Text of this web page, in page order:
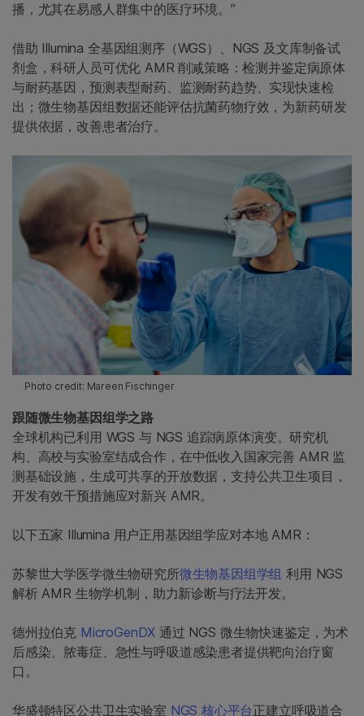
播，尤其在易感人群集中的医疗环境。”
借助 Illumina 全基因组测序（WGS）、NGS 及文库制备试
剂盒，科研人员可优化 AMR 削减策略：检测并鉴定病原体
与耐药基因，预测表型耐药、监测耐药趋势、实现快速检
出；微生物基因组数据还能评估抗菌药物疗效，为新药研发
提供依据，改善患者治疗。
Photo credit: Mareen Fischinger
跟随微生物基因组学之路
全球机构已利用 WGS 与 NGS 追踪病原体演变。研究机
构、高校与实验室结成合作，在中低收入国家完善 AMR 监
测基础设施，生成可共享的开放数据，支持公共卫生项目，
开发有效干预措施应对新兴 AMR。
以下五家 Illumina 用户正用基因组学应对本地 AMR：
苏黎世大学医学微生物研究所微生物基因组学组 利用 NGS
解析 AMR 生物学机制，助力新诊断与疗法开发。
德州拉伯克 MicroGenDX 通过 NGS 微生物快速鉴定，为术
后感染、脓毒症、急性与呼吸道感染患者提供靶向治疗窗
口。
华盛顿特区公共卫生实验室 NGS 核心平台正建立呼吸道合